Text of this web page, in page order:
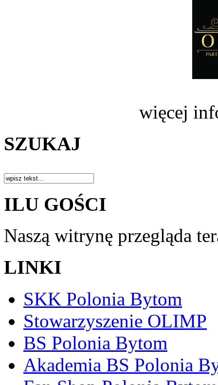
więcej
SZUKAJ
ILU GOŚCI
Naszą witrynę przegląda
LINKI
SKK Polonia Bytom
Stowarzyszenie OLIMP
BS Polonia Bytom
Akademia BS Polonia